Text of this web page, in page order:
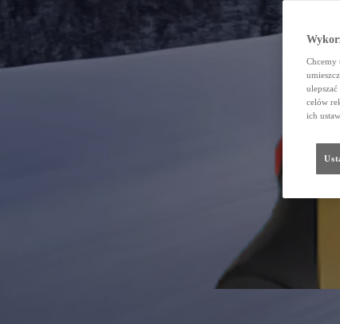
Chcemy
celów
ich